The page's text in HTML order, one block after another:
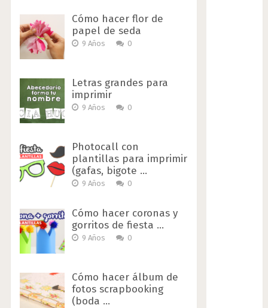
Cómo hacer flor de
papel de seda
9 Años 0
Letras grandes para
imprimir
9 Años 0
Photocall con
plantillas para imprimir
(gafas, bigote …
9 Años 0
Cómo hacer coronas y
gorritos de fiesta …
9 Años 0
Cómo hacer álbum de
fotos scrapbooking
(boda …